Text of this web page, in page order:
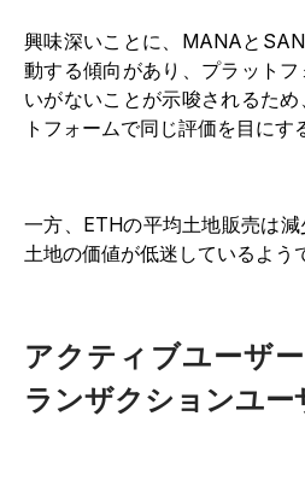
興味深いことに、MANAと
動する傾向があり、プラット
いがないことが示唆されるた
トフォームで同じ評価を目にす
一方、ETHの平均土地販売は
土地の価値が低迷しているよう
アクティブユーザ
ランザクションユー